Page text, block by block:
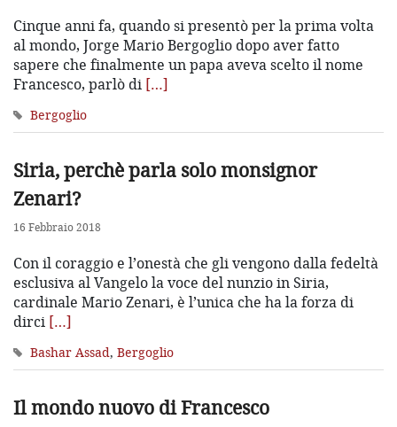
Cinque anni fa, quando si presentò per la prima volta
al mondo, Jorge Mario Bergoglio dopo aver fatto
sapere che finalmente un papa aveva scelto il nome
Francesco, parlò di […]
Bergoglio
Siria, perchè parla solo monsignor
Zenari?
16 Febbraio 2018
Con il coraggio e l’onestà che gli vengono dalla fedeltà
esclusiva al Vangelo la voce del nunzio in Siria,
cardinale Mario Zenari, è l’unica che ha la forza di
dirci […]
Bashar Assad, Bergoglio
Il mondo nuovo di Francesco